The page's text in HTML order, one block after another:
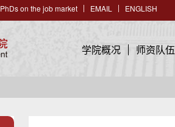
PhDs on the job market EMAIL ENGLISH
学院概况 师资队伍